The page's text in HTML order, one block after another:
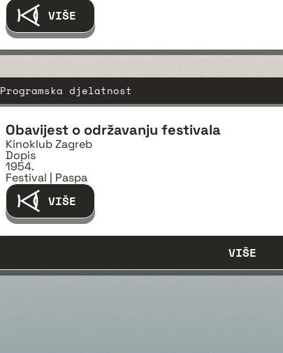
VIŠE
Programska djelatnost
Obavijest o održavanju festivala
Kinoklub Zagreb
Dopis
1954.
Festival | Paspa
VIŠE
VIŠE